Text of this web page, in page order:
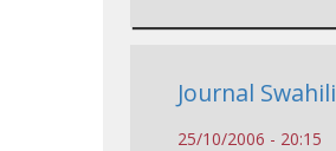
Journal Swahili
25/10/2006 - 20:15